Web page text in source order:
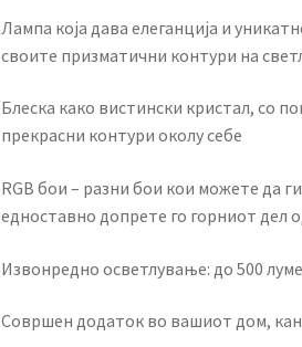
Лампа која дава елеганција и
своите призматични контури на
Блеска како вистински кристал, со
прекрасни контури околу себе
RGB бои – разни бои кои можете да
едноставно допрете го горниот дел
Извонредно осветлување: до 500
Совршен додаток во вашиот дом,